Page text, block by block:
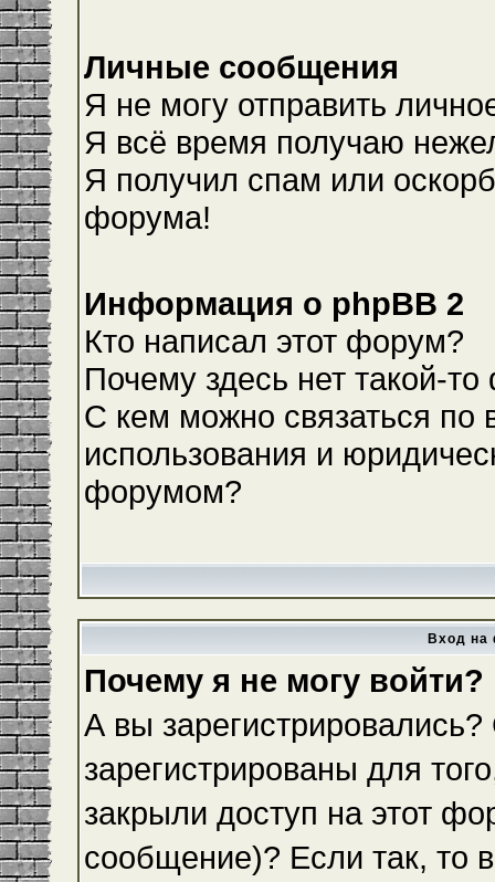
Личные сообщения
Я не могу отправить
Я всё время получаю
Я получил спам или
форума!
Информация о phpBB 2
Кто написал этот форум?
Почему здесь нет такой-
С кем можно связаться по
использования и
форумом?
Вход на
Почему я не могу войти?
А вы
зарегистрированы для
закрыли доступ на этот
сообщение)? Если так, то